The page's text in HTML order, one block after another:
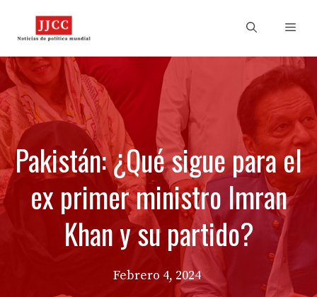
Pakistán: ¿Qué sigue para el
ex primer ministro Imran
Khan y su partido?
Febrero 4, 2024